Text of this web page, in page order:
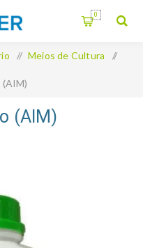
0
/ Meios de Cultura /
(AIM)
(AIM)